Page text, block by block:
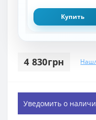
Купить
4 830грн
Уведомить о